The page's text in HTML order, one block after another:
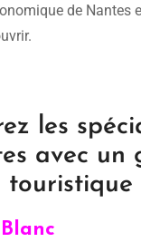
de Nantes
les
avec un
touristique